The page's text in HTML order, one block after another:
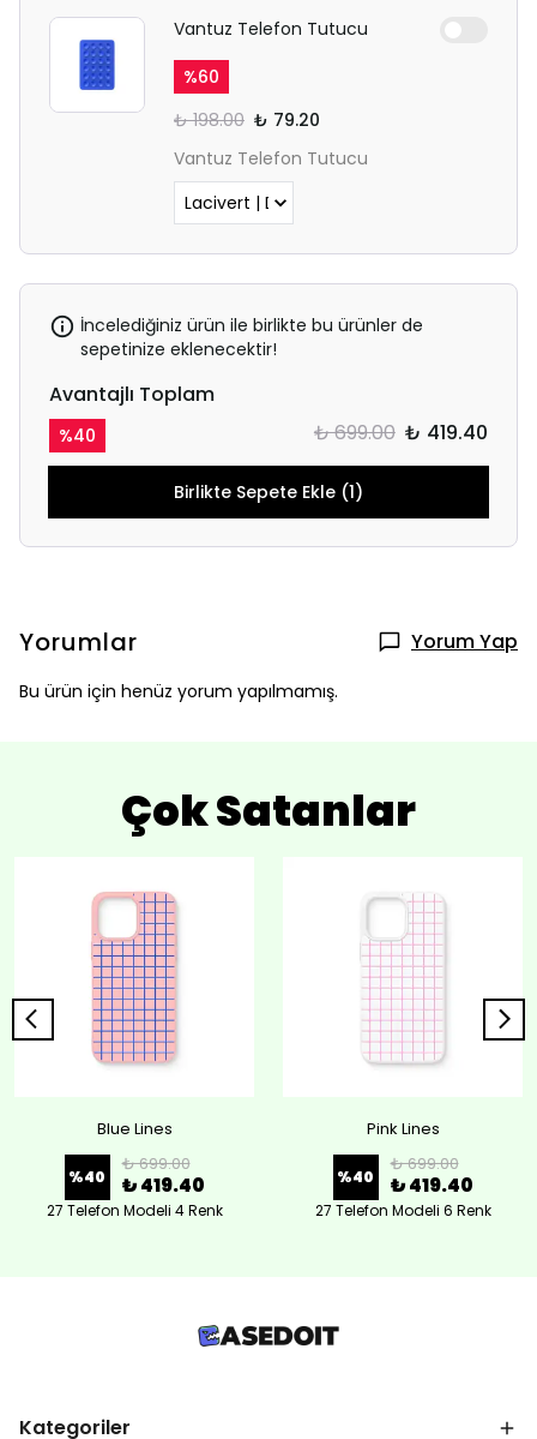
Vantuz Telefon Tutucu
%60
₺ 198.00 ₺ 79.20
Vantuz Telefon Tutucu
İncelediğiniz ürün ile birlikte bu ürünler de
sepetinize eklenecektir!
Avantajlı Toplam
%40 ₺ 699.00 ₺ 419.40
Birlikte Sepete Ekle (1)
Yorumlar Yorum Yap
Bu ürün için henüz yorum yapılmamış.
Çok Satanlar
Blue Lines
%40
₺ 699.00
₺ 419.40
27 Telefon Modeli 4 Renk
Pink Lines
%40
₺ 699.00
₺ 419.40
27 Telefon Modeli 6 Renk
Kategoriler